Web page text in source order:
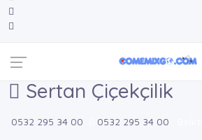
Sertan Çiçekçilik
0532 295 34 00 0532 295 34 00